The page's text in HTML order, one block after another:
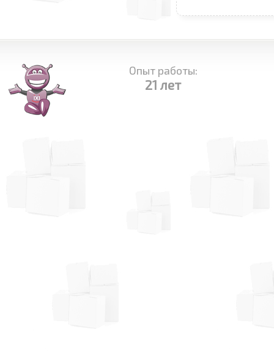
Опыт работы:
21 лет